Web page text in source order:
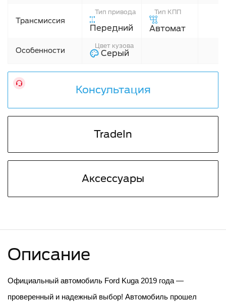
Трансмиссия
Тип привода
Передний
Тип КПП
Автомат
Особенности
Цвет кузова
Серый
Консультация
TradeIn
Аксессуары
Описание
Официальный автомобиль Ford Kuga 2019 года —
проверенный и надежный выбор! Автомобиль прошел